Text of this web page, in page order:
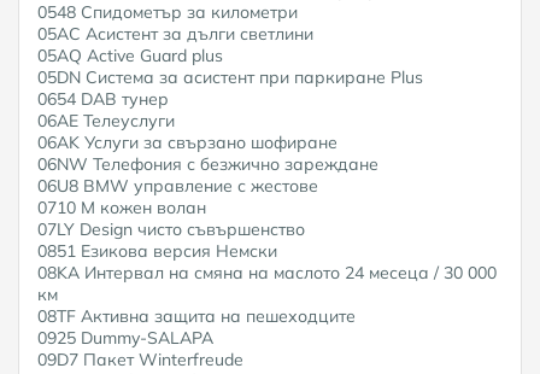
0548 Спидометър за километри
05AC Асистент за дълги светлини
05AQ Active Guard plus
05DN Система за асистент при паркиране Plus
0654 DAB тунер
06AE Телеуслуги
06AK Услуги за свързано шофиране
06NW Телефония с безжично зареждане
06U8 BMW управление с жестове
0710 M кожен волан
07LY Design чисто съвършенство
0851 Езикова версия Немски
08KA Интервал на смяна на маслото 24 месеца / 30 000
км
08TF Активна защита на пешеходците
0925 Dummy-SALAPA
09D7 Пакет Winterfreude